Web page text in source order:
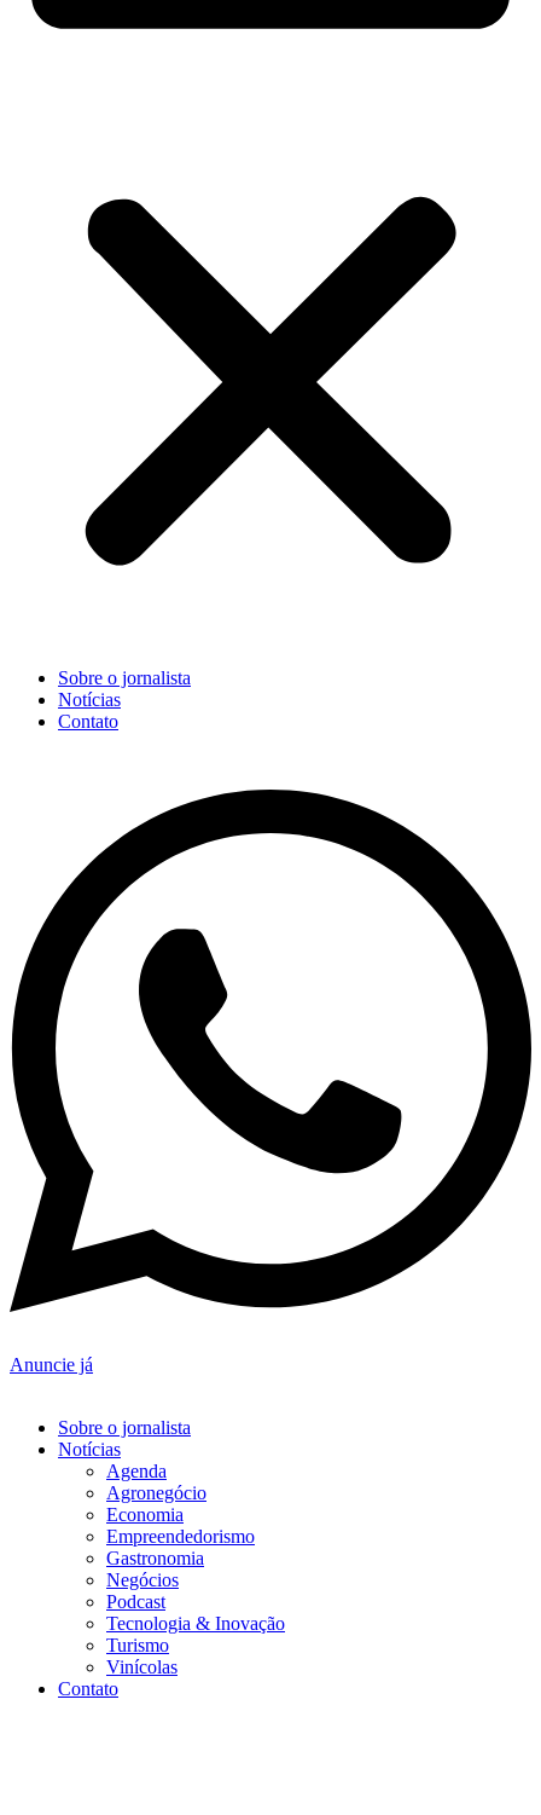
Sobre o jornalista
Notícias
Contato
Anuncie já
Sobre o jornalista
Notícias
Agenda
Agronegócio
Economia
Empreendedorismo
Gastronomia
Negócios
Podcast
Tecnologia & Inovação
Turismo
Vinícolas
Contato